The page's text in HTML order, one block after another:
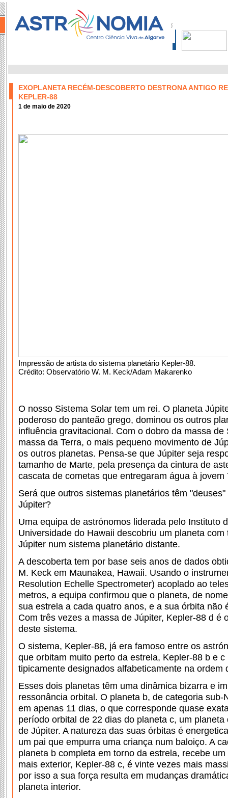
EXOPLANETA RECÉM-DESCOBERTO DESTRONA ANTIGO
KEPLER-88
1 de maio de 2020
Impressão de artista do sistema planetário Kepler-88.
Crédito: Observatório W. M. Keck/Adam Makarenko
O nosso Sistema Solar tem um rei. O planeta
poderoso do panteão grego, dominou os outros
influência gravitacional. Com o dobro da massa
massa da Terra, o mais pequeno movimento de
os outros planetas. Pensa-se que Júpiter seja
tamanho de Marte, pela presença da cintura de
cascata de cometas que entregaram água à jovem
Será que outros sistemas planetários têm
Júpiter?
Uma equipa de astrónomos liderada pelo Instituto
Universidade do Hawaii descobriu um planeta
Júpiter num sistema planetário distante.
A descoberta tem por base seis anos de dados
M. Keck em Maunakea, Hawaii. Usando o
Resolution Echelle Spectrometer) acoplado ao
metros, a equipa confirmou que o planeta, de
sua estrela a cada quatro anos, e a sua órbita não
Com três vezes a massa de Júpiter, Kepler-88 d é
deste sistema.
O sistema, Kepler-88, já era famoso entre os
que orbitam muito perto da estrela, Kepler-88 b e
tipicamente designados alfabeticamente na ordem
Esses dois planetas têm uma dinâmica bizarra e
ressonância orbital. O planeta b, de categoria sub-
em apenas 11 dias, o que corresponde quase
período orbital de 22 dias do planeta c, um
de Júpiter. A natureza das suas órbitas é
um pai que empurra uma criança num baloiço. A
planeta b completa em torno da estrela, recebe
mais exterior, Kepler-88 c, é vinte vezes mais
por isso a sua força resulta em mudanças
planeta interior.